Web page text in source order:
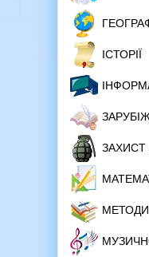
ІСТОРІЇ
ЗАХИСТ